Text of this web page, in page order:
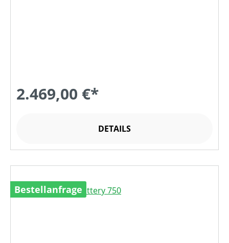
2.469,00 €*
DETAILS
Bestellanfrage